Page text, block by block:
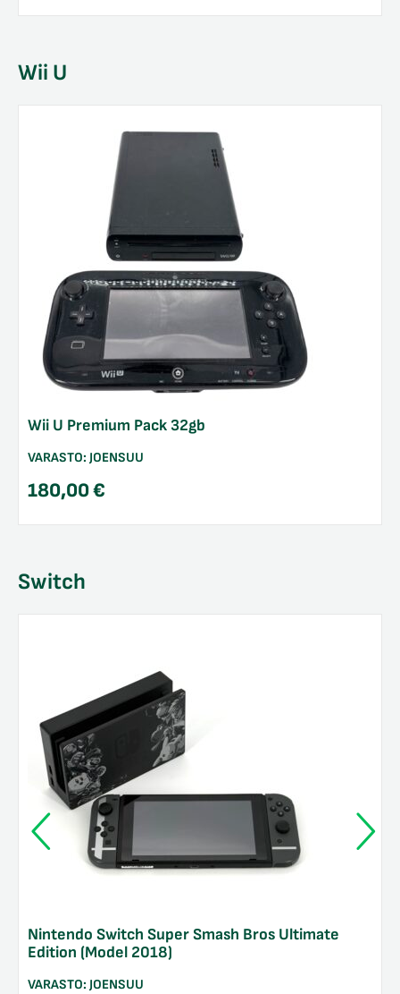
Wii U
Wii U Premium Pack 32gb
VARASTO: JOENSUU
180,00€
Switch
Nintendo Switch Super Smash Bros Ultimate
Edition (Model 2018)
VARASTO: JOENSUU